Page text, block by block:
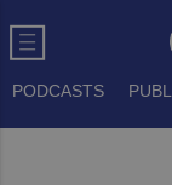
PODCASTS